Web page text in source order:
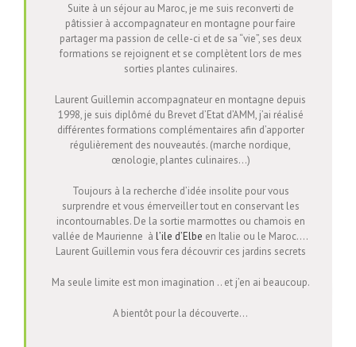
Suite à un séjour au Maroc, je me suis reconverti de
pâtissier à accompagnateur en montagne pour faire
partager ma passion de celle-ci et de sa “vie”, ses deux
formations se rejoignent et se complètent lors de mes
sorties plantes culinaires.
Laurent Guillemin accompagnateur en montagne depuis
1998, je suis diplômé du Brevet d’Etat d’AMM, j’ai réalisé
différentes formations complémentaires afin d’apporter
régulièrement des nouveautés. (marche nordique,
œnologie, plantes culinaires…)
Toujours à la recherche d’idée insolite pour vous
surprendre et vous émerveiller tout en conservant les
incontournables. De la sortie marmottes ou chamois en
vallée de Maurienne à l’ile d’Elbe en Italie ou le Maroc….
Laurent Guillemin vous fera découvrir ces jardins secrets
Ma seule limite est mon imagination .. et j’en ai beaucoup.
A bientôt pour la découverte…